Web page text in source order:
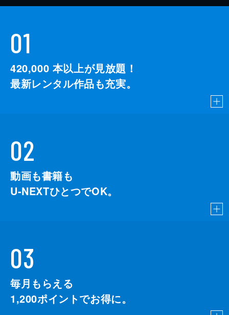
01
420,000 本以上が見放題！
最新レンタル作品も充実。
02
動画も書籍も
U-NEXTひとつでOK。
03
毎月もらえる
1,200ポイントでお得に。